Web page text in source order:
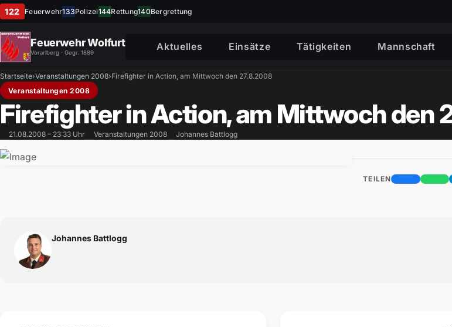
122 Feuerwehr133Polizei144Rettung140Bergrettung
Feuerwehr Wolfurt
Vorarlberg · Gegr. 1889
Aktuelles Einsätze Tätigkeiten Mannschaft
Startseite›Veranstaltungen 2008›Firefighter in Action, am Mittwoch den 27.8.2008
Veranstaltungen 2008
Firefighter in Action, am Mittwoch den
21.08.2008 – 23:33 Uhr Veranstaltungen 2008 Johannes Battlogg
TEILEN
Johannes Battlogg